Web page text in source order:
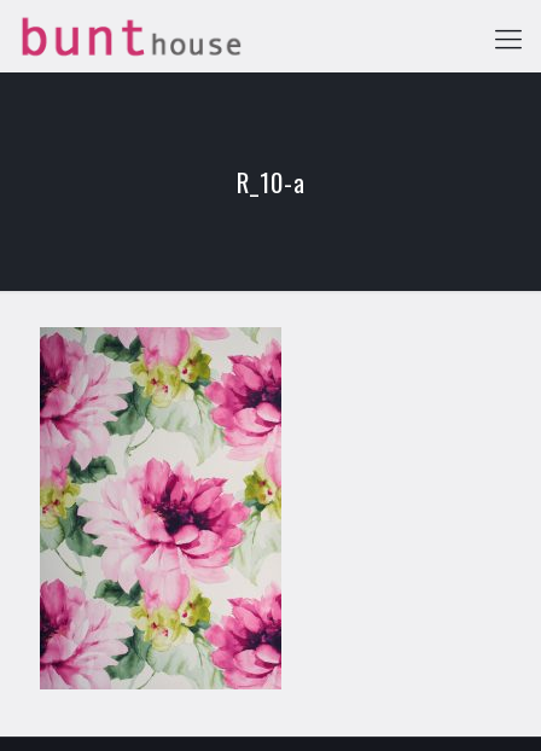
R_10-a